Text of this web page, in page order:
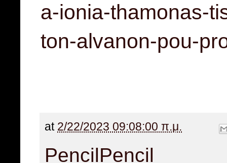
a-ionia-thamonas-
ton-alvanon-pou-
at 2/22/2023 09:08:00 π.μ.
PencilPencil